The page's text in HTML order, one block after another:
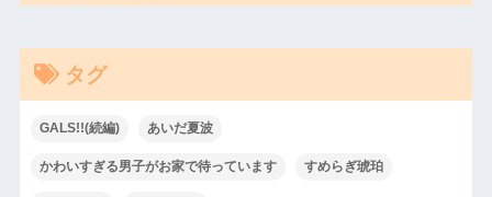
タグ
GALS!!(続編) あいだ夏波
かわいすぎる男子がお家で待っています すめらぎ琥珀